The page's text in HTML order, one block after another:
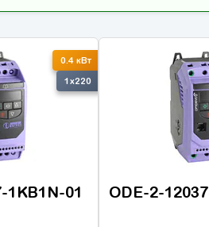
0.4 кВт
1x220
1KB1N-01 ODE-2-